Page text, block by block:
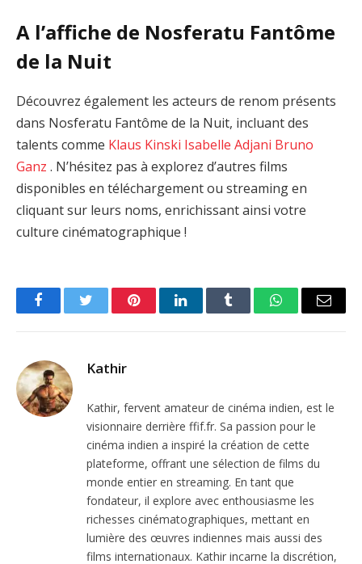
A l’affiche de Nosferatu Fantôme
de la Nuit
Découvrez également les acteurs de renom présents
dans Nosferatu Fantôme de la Nuit, incluant des
talents comme Klaus Kinski Isabelle Adjani Bruno
Ganz . N’hésitez pas à explorez d’autres films
disponibles en téléchargement ou streaming en
cliquant sur leurs noms, enrichissant ainsi votre
culture cinématographique !
FacebookTwitter PinterestLinkedInTumblr WhatsAppEmail
Kathir
Kathir, fervent amateur de cinéma indien, est le
visionnaire derrière ffif.fr. Sa passion pour le
cinéma indien a inspiré la création de cette
plateforme, offrant une sélection de films du
monde entier en streaming. En tant que
fondateur, il explore avec enthousiasme les
richesses cinématographiques, mettant en
lumière des œuvres indiennes mais aussi des
films internationaux. Kathir incarne la discrétion,